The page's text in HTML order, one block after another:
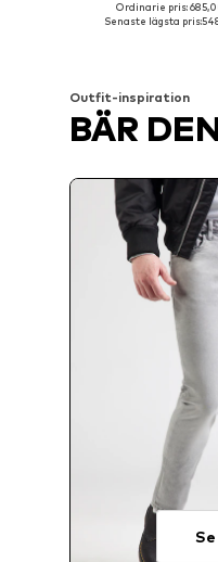
Tillgänglig i många
Ordinarie pris:
Senaste lägsta pris:
Outfit-inspiration
BÄR